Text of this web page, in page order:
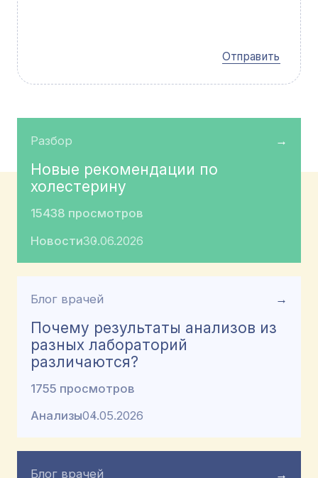
Отправить
Разбор →
Новые рекомендации по
холестерину
15438 просмотров
Новости30.06.2026
Блог врачей →
Почему результаты анализов из
разных лабораторий
различаются?
1755 просмотров
Анализы04.05.2026
Блог врачей →